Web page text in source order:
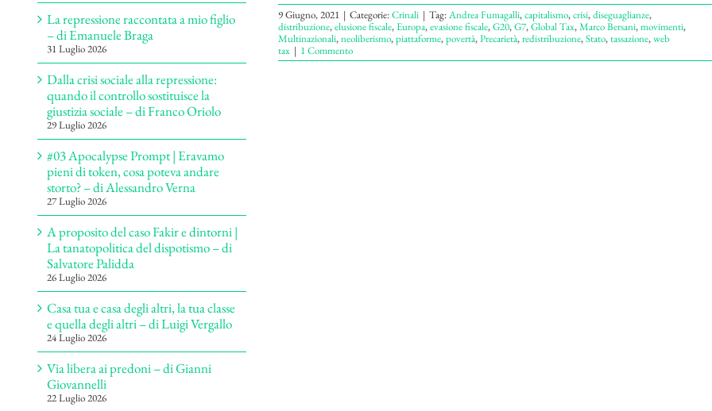
9 Giugno, 2021 | Categorie:Crinali | Tag:Andrea Fumagalli,capitalismo,crisi,diseguaglianze,
distribuzione,elusione fiscale,Europa,evasione fiscale,G20,G7,Global Tax,Marco Bersani,movimenti,
Multinazionali,neoliberismo,piattaforme,povertà,Precarietà,redistribuzione,Stato,tassazione,web
tax | 1 Commento
La repressione raccontata a mio figlio
– di Emanuele Braga
31 Luglio 2026
Dalla crisi sociale alla repressione:
quando il controllo sostituisce la
giustizia sociale – di Franco Oriolo
29 Luglio 2026
#03 Apocalypse Prompt | Eravamo
pieni di token, cosa poteva andare
storto? – di Alessandro Verna
27 Luglio 2026
A proposito del caso Fakir e dintorni |
La tanatopolitica del dispotismo – di
Salvatore Palidda
26 Luglio 2026
Casa tua e casa degli altri, la tua classe
e quella degli altri – di Luigi Vergallo
24 Luglio 2026
Via libera ai predoni – di Gianni
Giovannelli
22 Luglio 2026